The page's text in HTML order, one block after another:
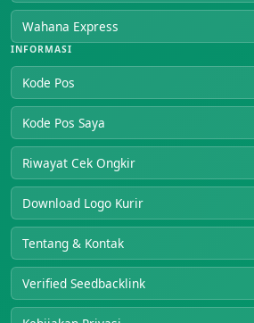
Wahana Express
INFORMASI
Kode Pos
Kode Pos Saya
Riwayat Cek Ongkir
Download Logo Kurir
Tentang & Kontak
Verified Seedbacklink